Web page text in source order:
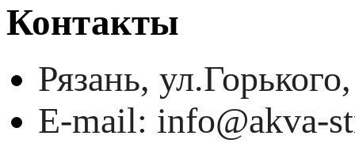
Контакты
Рязань,
E-mail: info@akva-